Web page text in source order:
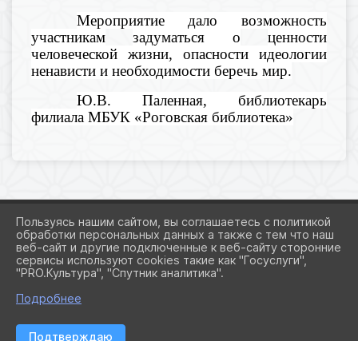
Мероприятие дало возможность
участникам
задуматься о
ценности
человеческой жизни, опасности идеологии
ненависти и необходимости беречь мир.
Ю.В. Паленная, библиотекарь
филиала МБУК «Роговская библиотека»
2026 Г. ADMROGOVSKAYA.RU
ВХОД
КАРТА САЙТА
ПОЛИТИКА ОБРАБОТКИ ПЕРСОНАЛЬНЫХ ДАННЫХ
СДЕЛАНО НА KUBCMS
РАЗРАБОТКА И ПОДДЕРЖКА
Пользуясь нашим сайтом, вы соглашаетесь с политикой
обработки персональных данных а также с тем что наш
веб-сайт и другие подключенные к веб-сайту сторонние
сервисы используют cookies такие как "Госуслуги",
"PRO.Культура", "Спутник аналитика".
Подробнее
Подтверждаю